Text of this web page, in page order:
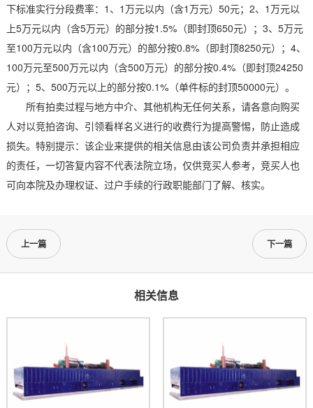
下标准实行分段费率：1、1万元以内（含1万元）50元；2、1万元以
上5万元以内（含5万元）的部分按1.5%（即封顶650元）；3、5万元
至100万元以内（含100万元）的部分按0.8%（即封顶8250元）；4、
100万元至500万元以内（含500万元）的部分按0.4%（即封顶24250
元）；5、500万元以上的部分按0.1%（单件标的封顶50000元）。
所有拍卖过程与地方中介、其他机构无任何关系，请各意向购买
人对以竞拍咨询、引领看样名义进行的收费行为提高警惕，防止造成
损失。特别提示：该企业来提供的相关信息由该公司负责并承担相应
的责任，一切答复内容不代表法院立场，仅供竞买人参考，竞买人也
可向本院及办理权证、过户手续的行政职能部门了解、核实。
上一篇 下一篇
相关信息